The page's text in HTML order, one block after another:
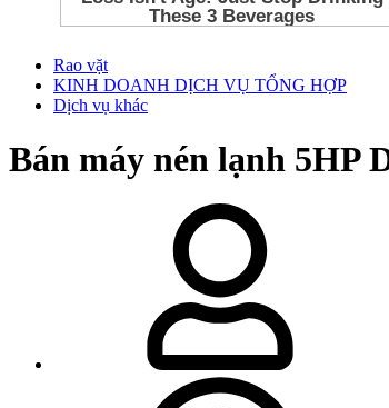
Rao vặt
KINH DOANH DỊCH VỤ TỔNG HỢP
Dịch vụ khác
Bán máy nén lạnh 5HP